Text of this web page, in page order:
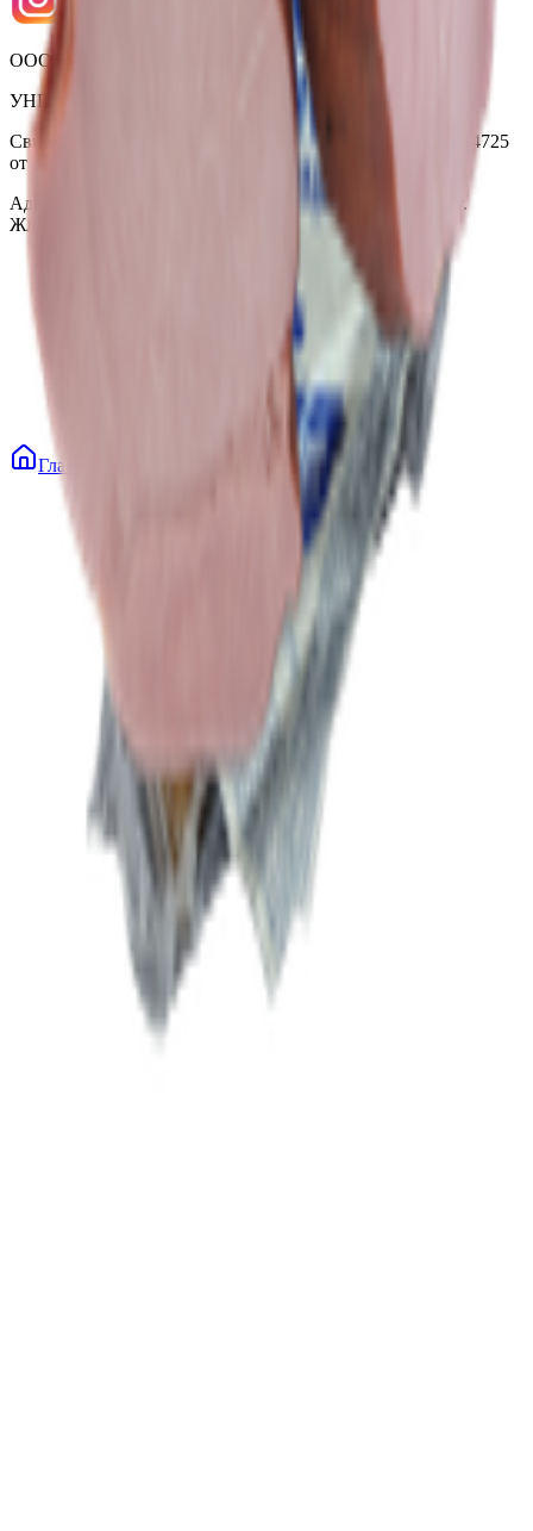
ООО «Торговая сеть «Продмир»
УНП 490314725
Свидетельство о государственной регистрации № 490314725
от 30.05.2003г выдано Гомельским облисполкомом
Адрес: 247210, Республика Беларусь, Гомельская обл., г.
Жлобин, ул. Козлова 2-А
Главная